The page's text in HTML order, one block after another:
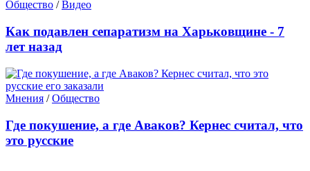
Общество /Видео
Как подавлен сепаратизм на Харьковщине - 7
лет назад
Мнения /Общество
Где покушение, а где Аваков? Кернес считал, что
это русские